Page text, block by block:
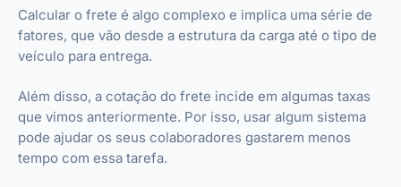
Calcular o frete é algo complexo e implica uma série de
fatores, que vão desde a estrutura da carga até o tipo de
veículo para entrega.
Além disso, a cotação do frete incide em algumas taxas
que vimos anteriormente. Por isso, usar algum sistema
pode ajudar os seus colaboradores gastarem menos
tempo com essa tarefa.